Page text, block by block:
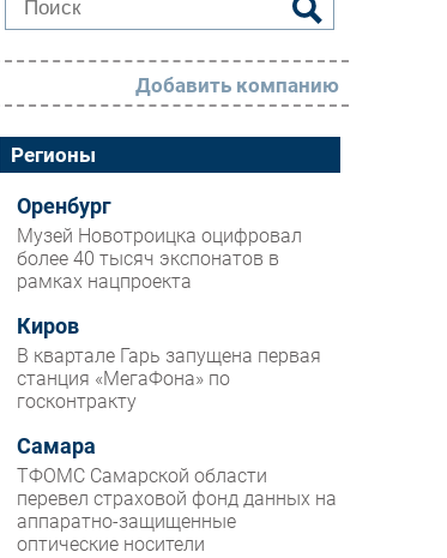
РАЗДЕЛЫ
Новости
Аналитика
Интервью
Мероприятия
Проекты
IT класс
Тестовый стенд
Каталог компаний
Добавить компанию
Регионы
Оренбург
Музей Новотроицка оцифровал
более 40 тысяч экспонатов в
рамках нацпроекта
Киров
В квартале Гарь запущена первая
станция «МегаФона» по
госконтракту
Самара
ТФОМС Самарской области
перевел страховой фонд данных на
аппаратно-защищенные
оптические носители